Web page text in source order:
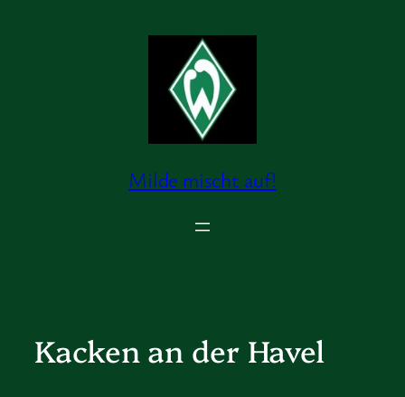
Milde mischt auf!
Kacken an der Havel